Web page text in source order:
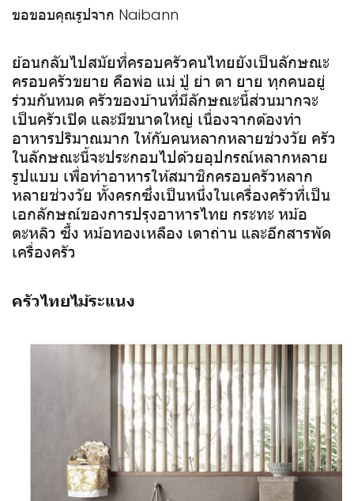
ขอขอบคุณรูปจาก Naibann
ย้อนกลับไปสมัยที่ครอบครัวคนไทยยังเป็นลักษณะ
ครอบครัวขยาย คือพ่อ แม่ ปู่ ย่า ตา ยาย ทุกคนอยู่
ร่วมกันหมด ครัวของบ้านที่มีลักษณะนี้ส่วนมากจะ
เป็นครัวเปิด และมีขนาดใหญ่ เนื่องจากต้องทำ
อาหารปริมาณมาก ให้กับคนหลากหลายช่วงวัย ครัว
ในลักษณะนี้จะประกอบไปด้วยอุปกรณ์หลากหลาย
รูปแบบ เพื่อทำอาหารให้สมาชิกครอบครัวหลาก
หลายช่วงวัย ทั้งครกซึ่งเป็นหนึ่งในเครื่องครัวที่เป็น
เอกลักษณ์ของการปรุงอาหารไทย กระทะ หม้อ
ตะหลิว ซึ้ง หม้อทองเหลือง เตาถ่าน และอีกสารพัด
เครื่องครัว
ครัวไทยไม้ระแนง